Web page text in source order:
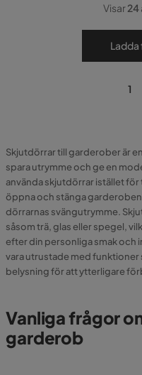
Visar24
1
Skjutdörrar till garderober är
spara utrymme och ge en
använda skjutdörrar istället
öppna och stänga
dörrarnas svängutrymme.
såsom trä, glas eller spegel,
efter din personliga smak och
vara utrustade med
belysning för att ytterligare
Vanliga frågor
garderob